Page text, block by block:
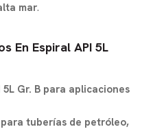
mar.
En Espiral API 5L
Gr. B para aplicaciones
para tuberías de petróleo,